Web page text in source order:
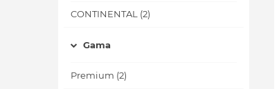
CONTINENTAL (2)
Gama
Premium (2)